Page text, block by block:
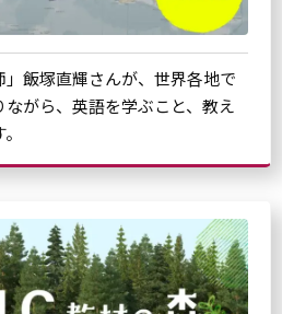
」飯塚直輝さんが、世界各地で
がら、英語を学ぶこと、教え